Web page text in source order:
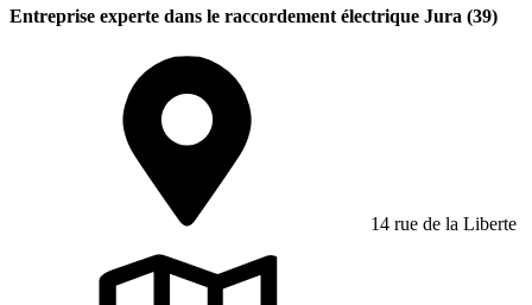
Entreprise experte dans le raccordement électrique Jura (39)
14 rue de la Liberte